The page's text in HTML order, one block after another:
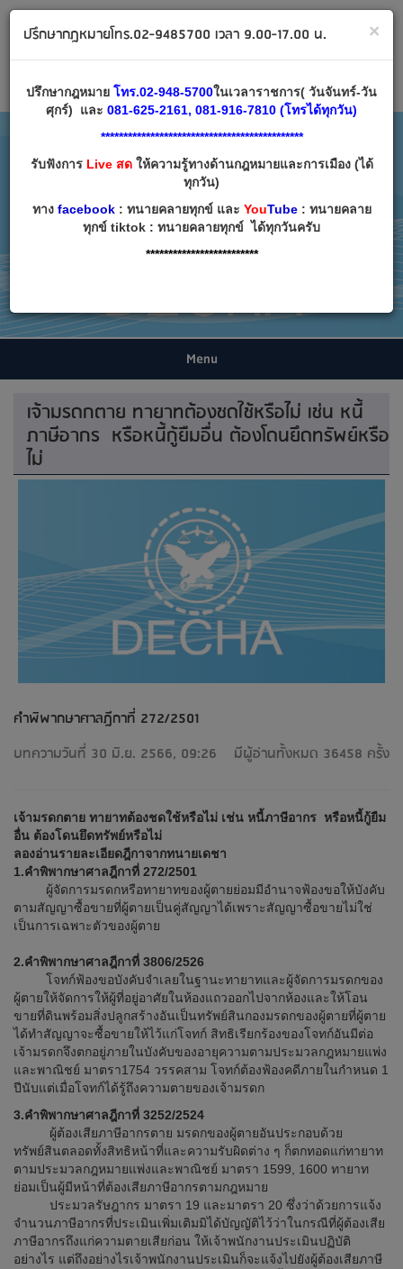
Email:decha007@decha.com
เข้าสู่ระบบ สมัครสมาชิก
Menu
เจ้ามรดกตาย ทายาทต้องชดใช้หรือไม่ เช่น หนี้
ภาษีอากร หรือหนี้กู้ยืมอื่น ต้องโดนยึดทรัพย์หรือ
ไม่
คำพิพากษาศาลฎีกาที่ 272/2501
บทความวันที่ 30 มิ.ย. 2566, 09:26
มีผู้อ่านทั้งหมด 36458 ครั้ง
เจ้ามรดกตาย ทายาทต้องชดใช้หรือไม่ เช่น หนี้ภาษีอากร หรือหนี้กู้ยืม
อื่น ต้องโดนยึดทรัพย์หรือไม่
ลองอ่านรายละเอียดฎีกาจากทนายเดชา
1.คำพิพากษาศาลฎีกาที่ 272/2501
ผู้จัดการมรดกหรือทายาทของผู้ตายย่อมมีอำนาจฟ้องขอให้บังคับ
ตามสัญญาซื้อขายที่ผู้ตายเป็นคู่สัญญาได้เพราะสัญญาซื้อขายไม่ใช่
เป็นการเฉพาะตัวของผู้ตาย
2.คำพิพากษาศาลฎีกาที่ 3806/2526
โจทก์ฟ้องขอบังคับจำเลยในฐานะทายาทและผู้จัดการมรดกของ
ผู้ตายให้จัดการให้ผู้ที่อยู่อาศัยในห้องแถวออกไปจากห้องและให้โอน
ขายที่ดินพร้อมสิ่งปลูกสร้างอันเป็นทรัพย์สินกองมรดกของผู้ตายที่ผู้ตาย
ได้ทำสัญญาจะซื้อขายให้ไว้แก่โจทก์ สิทธิเรียกร้องของโจทก์อันมีต่อ
เจ้ามรดกจึงตกอยู่ภายในบังคับของอายุความตามประมวลกฎหมายแพ่ง
และพาณิชย์ มาตรา1754 วรรคสาม โจทก์ต้องฟ้องคดีภายในกำหนด 1
ปีนับแต่เมื่อโจทก์ได้รู้ถึงความตายของเจ้ามรดก
3.คำพิพากษาศาลฎีกาที่ 3252/2524
ผู้ต้องเสียภาษีอากรตาย มรดกของผู้ตายอันประกอบด้วย
ทรัพย์สินตลอดทั้งสิทธิหน้าที่และความรับผิดต่าง ๆ ก็ตกทอดแก่ทายาท
ตามประมวลกฎหมายแพ่งและพาณิชย์ มาตรา 1599, 1600 ทายาท
ย่อมเป็นผู้มีหน้าที่ต้องเสียภาษีอากรตามกฎหมาย
ประมวลรัษฎากร มาตรา 19 และมาตรา 20 ซึ่งว่าด้วยการแจ้ง
จำนวนภาษีอากรที่ประเมินเพิ่มเติมมิได้บัญญัติไว้ว่าในกรณีที่ผู้ต้องเสีย
ภาษีอากรถึงแก่ความตายเสียก่อน ให้เจ้าพนักงานประเมินปฏิบัติ
อย่างไร แต่ถึงอย่างไรเจ้าพนักงานประเมินก็จะแจ้งไปยังผู้ต้องเสียภาษี
×
ปรึกษากฎหมายโทร.02-9485700 เวลา 9.00-17.00 น.
ปรึกษากฎหมาย โทร.02-948-5700ในเวลาราชการ( วันจันทร์-วัน
ศุกร์) และ 081-625-2161, 081-916-7810 (โทรได้ทุกวัน)
*********************************************
รับฟังการLive สดให้ความรู้ทางด้านกฎหมายและการเมือง (ได้
ทุกวัน)
ทาง facebook: ทนายคลายทุกข์ และ YouTube: ทนายคลาย
ทุกข์ tiktok : ทนายคลายทุกข์ ได้ทุกวันครับ
*************************